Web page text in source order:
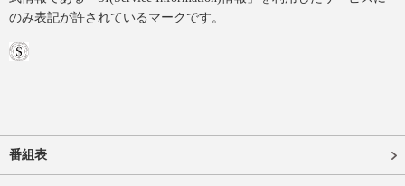
のみ表記が許されているマークです。
番組表